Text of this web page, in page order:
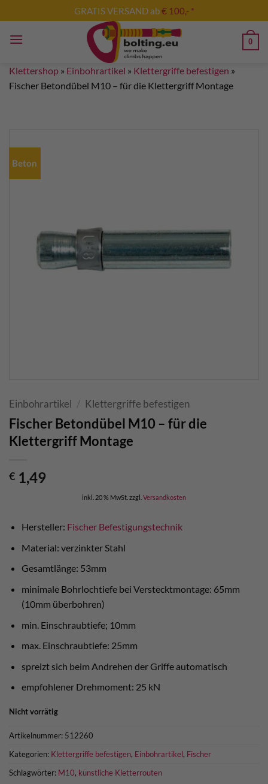
Inhalt
springen
GRATIS VERSAND ab€ 100,- *
0
Klettershop » Einbohrartikel » Klettergriffe befestigen »
Fischer Betondübel M10 – für die Klettergriff Montage
Beton
Einbohrartikel / Klettergriffe befestigen
Fischer Betondübel M10 – für die
Klettergriff Montage
€ 1,49
inkl. 20 % MwSt. zzgl. Versandkosten
Hersteller: Fischer Befestigungstechnik
Material: verzinkter Stahl
Gesamtlänge: 53mm
minimale Bohrlochtiefe bei Verstecktmontage: 65mm
(10mm überbohren)
min. Einschraubtiefe; 10mm
max. Einschraubtiefe: 25mm
spreizt sich beim Andrehen der Griffe automatisch
empfohlener Drehmoment: 25 kN
Nicht vorrätig
Artikelnummer: 512260
Kategorien: Klettergriffe befestigen, Einbohrartikel, Fischer
Schlagwörter: M10, künstliche Kletterrouten